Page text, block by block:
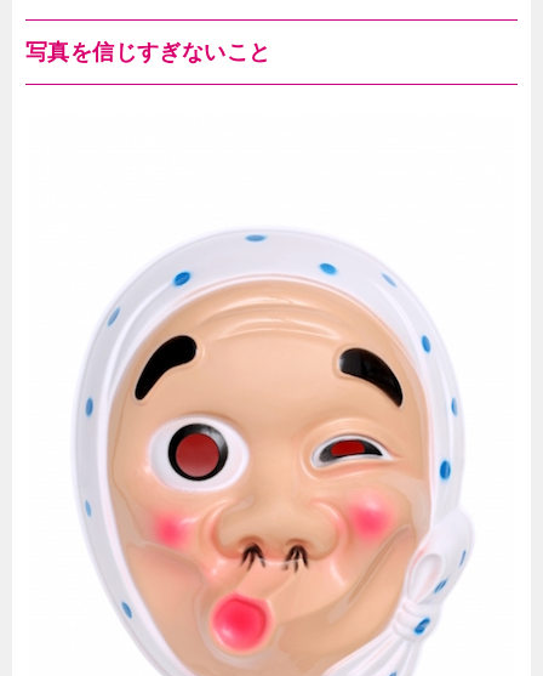
写真を信じすぎないこと